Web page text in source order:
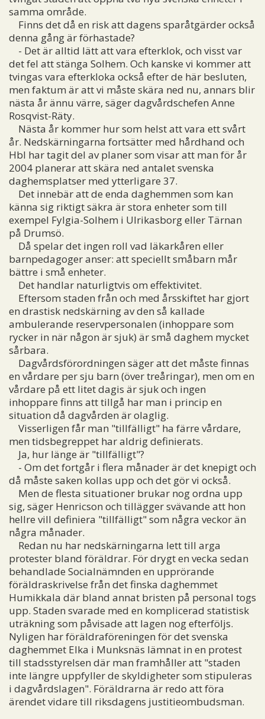
samma område.
Finns det då en risk att dagens sparåtgärder också
denna gång är förhastade?
- Det är alltid lätt att vara efterklok, och visst var
det fel att stänga Solhem. Och kanske vi kommer att
tvingas vara efterkloka också efter de här besluten,
men faktum är att vi måste skära ned nu, annars blir
nästa år ännu värre, säger dagvårdschefen Anne
Rosqvist-Räty.
Nästa år kommer hur som helst att vara ett svårt
år. Nedskärningarna fortsätter med hårdhand och
Hbl har tagit del av planer som visar att man för år
2004 planerar att skära ned antalet svenska
daghemsplatser med ytterligare 37.
Det innebär att de enda daghemmen som kan
känna sig riktigt säkra är stora enheter som till
exempel Fylgia-Solhem i Ulrikasborg eller Tärnan
på Drumsö.
Då spelar det ingen roll vad läkarkåren eller
barnpedagoger anser: att speciellt småbarn mår
bättre i små enheter.
Det handlar naturligtvis om effektivitet.
Eftersom staden från och med årsskiftet har gjort
en drastisk nedskärning av den så kallade
ambulerande reservpersonalen (inhoppare som
rycker in när någon är sjuk) är små daghem mycket
sårbara.
Dagvårdsförordningen säger att det måste finnas
en vårdare per sju barn (över treåringar), men om en
vårdare på ett litet dagis är sjuk och ingen
inhoppare finns att tillgå har man i princip en
situation då dagvården är olaglig.
Visserligen får man "tillfälligt" ha färre vårdare,
men tidsbegreppet har aldrig definierats.
Ja, hur länge är "tillfälligt"?
- Om det fortgår i flera månader är det knepigt och
då måste saken kollas upp och det gör vi också.
Men de flesta situationer brukar nog ordna upp
sig, säger Henricson och tillägger svävande att hon
hellre vill definiera "tillfälligt" som några veckor än
några månader.
Redan nu har nedskärningarna lett till arga
protester bland föräldrar. För drygt en vecka sedan
behandlade Socialnämnden en upprörande
föräldraskrivelse från det finska daghemmet
Humikkala där bland annat bristen på personal togs
upp. Staden svarade med en komplicerad statistisk
uträkning som påvisade att lagen nog efterföljs.
Nyligen har föräldraföreningen för det svenska
daghemmet Elka i Munksnäs lämnat in en protest
till stadsstyrelsen där man framhåller att "staden
inte längre uppfyller de skyldigheter som stipuleras
i dagvårdslagen". Föräldrarna är redo att föra
ärendet vidare till riksdagens justitieombudsman.